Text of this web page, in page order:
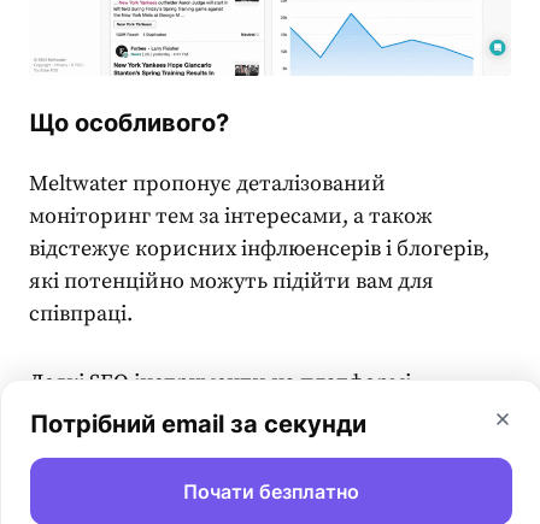
Що особливого?
Meltwater пропонує деталізований
моніторинг тем за інтересами, а також
відстежує корисних інфлюенсерів і блогерів,
які потенційно можуть підійти вам для
співпраці.
Деякі SEO інструменти на платформі
працюють на базі ШІ. Інші ж використовують
лише зазначити ключові топіки, які
допоможуть знайти релевантний контент і
Потрібний email за секунди
Почати безплатно